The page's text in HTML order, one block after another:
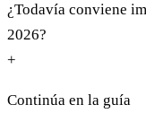
¿Todavía conviene
2026?
+
Continúa en la guía